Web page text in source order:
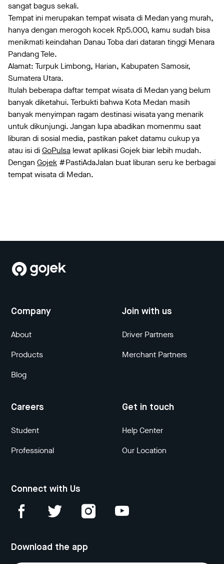
sangat bagus sekali.
Tempat ini merupakan tempat wisata di Medan yang murah,
hanya dengan merogoh kocek Rp5.000, kamu sudah bisa
menikmati keindahan Danau Toba dari dataran tinggi Menara
Pandang Tele.
Alamat: Turpuk Limbong, Harian, Kabupaten Samosir,
Sumatera Utara.
Itulah beberapa daftar tempat wisata di Medan yang belum
banyak diketahui. Terbukti bahwa Kota Medan masih
banyak menyimpan ragam destinasi wisata yang menarik
untuk dikunjungi. Jangan lupa abadikan momenmu saat
liburan di sosial media, pastikan paket datamu cukup ya
atau isi diGoPulsa lewat aplikasi Gojek biar lebih mudah.
Dengan Gojek #PastiAdaJalan buat liburan seru ke berbagai
tempat wisata di Medan.
Company
About
Products
Blog
Join with us
Driver Partners
Merchant Partners
Careers
Student
Professional
Get in touch
Help Center
Our Location
Connect with Us
Download the app